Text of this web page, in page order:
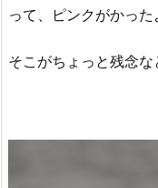
って、ピンクがかった
そこがちょっと残念な